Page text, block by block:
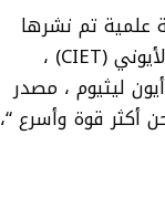
علمية تم نشرها
في 2 أكتوبر ، يصف الباحثون نموذجًا يوضح كيف يمكن أن يفسر النقل الإلكترون الأيوني (CIET) ،
ليثيوم ، مصدر
أكثر قوة وأسرع “،